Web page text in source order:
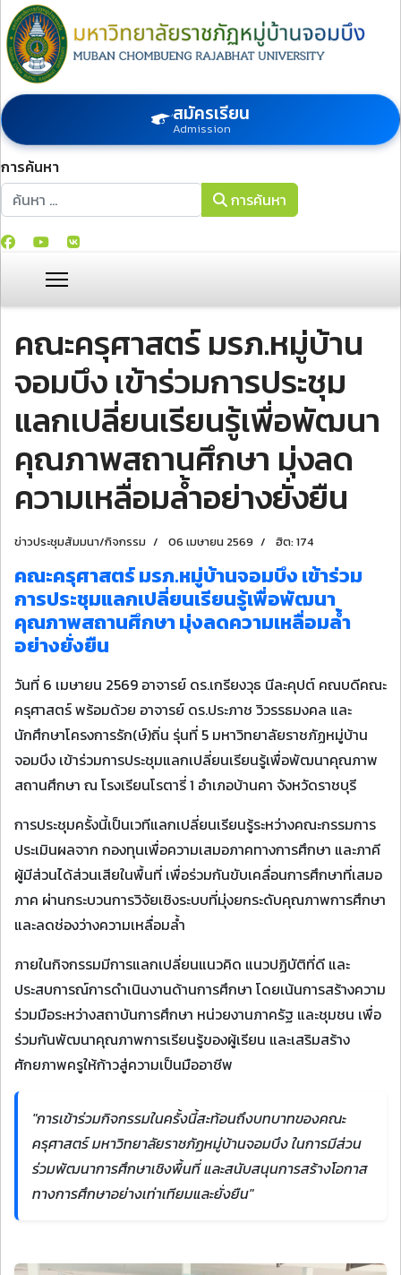
สมัครเรียน
Admission
การค้นหา
การค้นหา
การค้นหา
คณะครุศาสตร์ มรภ.หมู่บ้าน
จอมบึง เข้าร่วมการประชุม
แลกเปลี่ยนเรียนรู้เพื่อพัฒนา
คุณภาพสถานศึกษา มุ่งลด
ความเหลื่อมล้ำอย่างยั่งยืน
ข่าวประชุมสัมมนา/กิจกรรม 06 เมษายน 2569 ฮิต: 174
คณะครุศาสตร์ มรภ.หมู่บ้านจอมบึง เข้าร่วม
การประชุมแลกเปลี่ยนเรียนรู้เพื่อพัฒนา
คุณภาพสถานศึกษา มุ่งลดความเหลื่อมล้ำ
อย่างยั่งยืน
วันที่ 6 เมษายน 2569 อาจารย์ ดร.เกรียงวุธ นีละคุปต์ คณบดีคณะ
ครุศาสตร์ พร้อมด้วย อาจารย์ ดร.ประภาช วิวรรธมงคล และ
นักศึกษาโครงการรัก(ษ์)ถิ่น รุ่นที่ 5 มหาวิทยาลัยราชภัฏหมู่บ้าน
จอมบึง เข้าร่วมการประชุมแลกเปลี่ยนเรียนรู้เพื่อพัฒนาคุณภาพ
สถานศึกษา ณ โรงเรียนโรตารี่ 1 อำเภอบ้านคา จังหวัดราชบุรี
การประชุมครั้งนี้เป็นเวทีแลกเปลี่ยนเรียนรู้ระหว่างคณะกรรมการ
ประเมินผลจาก กองทุนเพื่อความเสมอภาคทางการศึกษา และภาคี
ผู้มีส่วนได้ส่วนเสียในพื้นที่ เพื่อร่วมกันขับเคลื่อนการศึกษาที่เสมอ
ภาค ผ่านกระบวนการวิจัยเชิงระบบที่มุ่งยกระดับคุณภาพการศึกษา
และลดช่องว่างความเหลื่อมล้ำ
ภายในกิจกรรมมีการแลกเปลี่ยนแนวคิด แนวปฏิบัติที่ดี และ
ประสบการณ์การดำเนินงานด้านการศึกษา โดยเน้นการสร้างความ
ร่วมมือระหว่างสถาบันการศึกษา หน่วยงานภาครัฐ และชุมชน เพื่อ
ร่วมกันพัฒนาคุณภาพการเรียนรู้ของผู้เรียน และเสริมสร้าง
ศักยภาพครูให้ก้าวสู่ความเป็นมืออาชีพ
"การเข้าร่วมกิจกรรมในครั้งนี้สะท้อนถึงบทบาทของคณะ
ครุศาสตร์ มหาวิทยาลัยราชภัฏหมู่บ้านจอมบึง ในการมีส่วน
ร่วมพัฒนาการศึกษาเชิงพื้นที่ และสนับสนุนการสร้างโอกาส
ทางการศึกษาอย่างเท่าเทียมและยั่งยืน"